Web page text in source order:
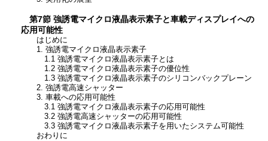
第7節 強誘電マイクロ液晶表示素子と車載ディスプレイへの
応用可能性
はじめに
1. 強誘電マイクロ液晶表示素子
1.1 強誘電マイクロ液晶表示素子とは
1.2 強誘電マイクロ液晶表示素子の優位性
1.3 強誘電マイクロ液晶表示素子のシリコンバックプレーン
2. 強誘電高速シャッター
3. 車載への応用可能性
3.1 強誘電マイクロ液晶表示素子の応用可能性
3.2 強誘電高速シャッターの応用可能性
3.3 強誘電マイクロ液晶表示素子を用いたシステム可能性
おわりに